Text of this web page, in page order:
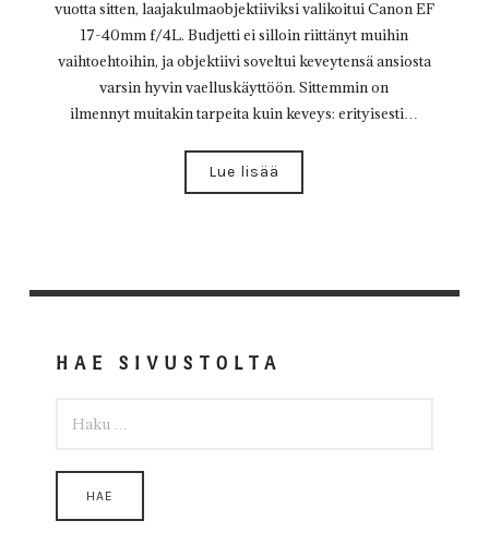
vuotta sitten, laajakulmaobjektiiviksi valikoitui Canon EF
17-40mm f/4L. Budjetti ei silloin riittänyt muihin
vaihtoehtoihin, ja objektiivi soveltui keveytensä ansiosta
varsin hyvin vaelluskäyttöön. Sittemmin on
ilmennyt muitakin tarpeita kuin keveys: erityisesti…
Lue lisää
HAE SIVUSTOLTA